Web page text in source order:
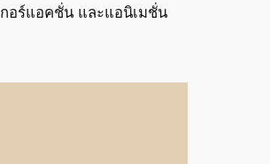
อร์แอคชั่น และแอนิเมชั่น